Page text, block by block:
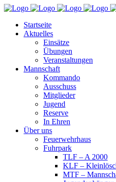
Startseite
Aktuelles
Einsätze
Übungen
Veranstaltungen
Mannschaft
Kommando
Ausschuss
Mitglieder
Jugend
Reserve
In Ehren
Über uns
Feuerwehrhaus
Fuhrpark
TLF – A 2000
KLF –
MTF –